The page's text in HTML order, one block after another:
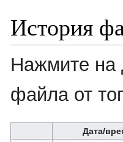
История
Нажмите на
файла от
Дата/